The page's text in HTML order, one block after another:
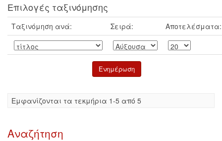
Επιλογές ταξινόμησης
Ταξινόμηση ανά: Σειρά: Αποτελέσματα:
Eμφανίζονται τα τεκμήρια 1-5 από 5
Αναζήτηση